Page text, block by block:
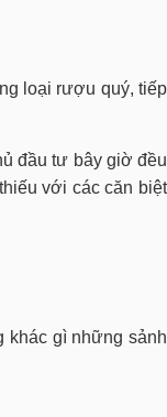
loại rượu quý, tiếp
đầu tư bây giờ đều
với các căn biệt
khác gì những sảnh